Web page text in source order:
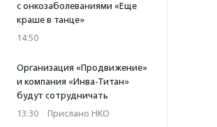
с онкозаболеваниями «Еще
краше в танце»
14:50
Организация «Продвижение»
и компания «Инва-Титан»
будут сотрудничать
13:30 · Прислано НКО